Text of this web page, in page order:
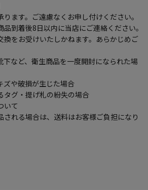
ます。ご遠慮なくお申し付けください。
到着後8日以内に当店にご連絡ください。
をお受けいたしかねます。あらかじめご
など、衛生商品を一度開封になられた場
や破損が生じた場合
グ・提げ札の紛失の場合
いて
れる場合は、送料はお客様ご負担になり